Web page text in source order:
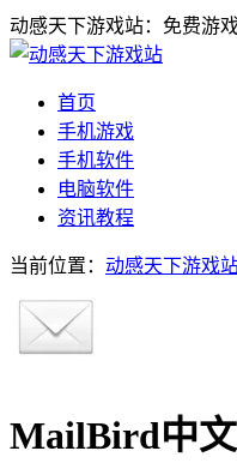
动感天下游戏站：免费游
首页
手机游戏
手机软件
电脑软件
资讯教程
当前位置： 动感天下游戏
MailBird中